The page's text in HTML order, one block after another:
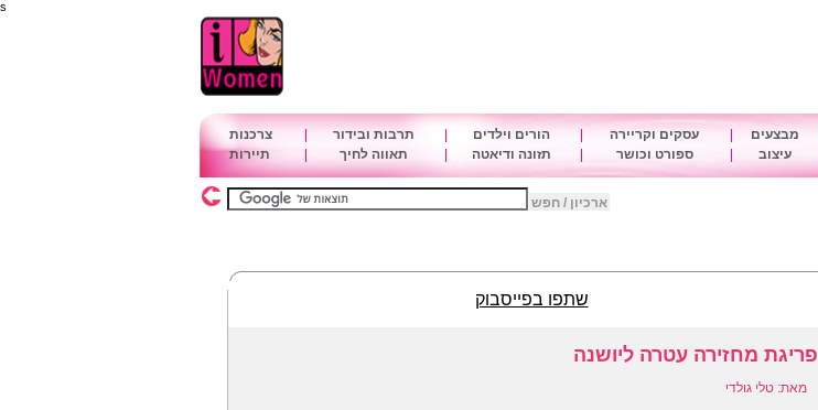
s
מבצעים עסקים וקריירה הורים וילדים תרבות ובידור
צרכנות
עיצוב ספורט וכושר תזונה ודיאטה תאווה לחיך תיירות
ארכיון / חפש
שתפו בפייסבוק
פריגת מחזירה עטרה ליושנה
מאת: טלי גולדי